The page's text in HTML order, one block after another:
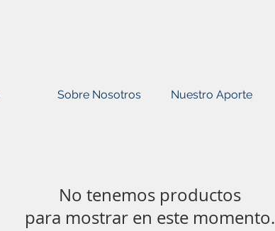
Sobre Nosotros Nuestro Aporte
No tenemos productos
para mostrar en este momento.